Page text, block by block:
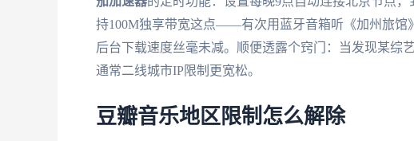
持100M独享带宽这点——有次用蓝牙音箱听《加州旅馆
后台下载速度丝毫未减。顺便透露个窍门：当发现某综
通常二线城市IP限制更宽松。
豆瓣音乐地区限制怎么解除